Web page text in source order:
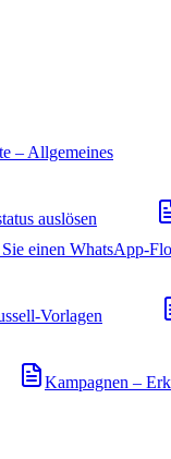
– Allgemeines
auslösen
Sie einen WhatsApp-
Vorlagen
Kampagnen –